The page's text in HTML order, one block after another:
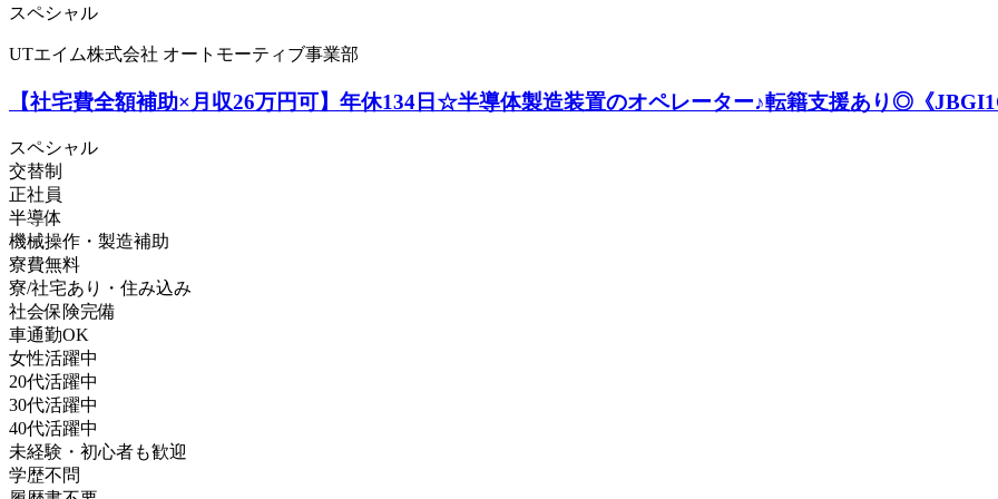
スペシャル
UTエイム株式会社 オートモーティブ事業部
【社宅費全額補助×月収26万円可】年休134日☆半導体製造装置のオペレーター♪転籍支援あり◎《
スペシャル
交替制
正社員
半導体
機械操作・製造補助
寮費無料
寮/社宅あり・住み込み
社会保険完備
車通勤OK
女性活躍中
20代活躍中
30代活躍中
40代活躍中
未経験・初心者も歓迎
学歴不問